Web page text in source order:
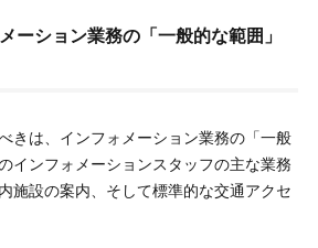
ーション業務の「一般的な範囲」
きは、インフォメーション業務の「一般
インフォメーションスタッフの主な業務
施設の案内、そして標準的な交通アクセ